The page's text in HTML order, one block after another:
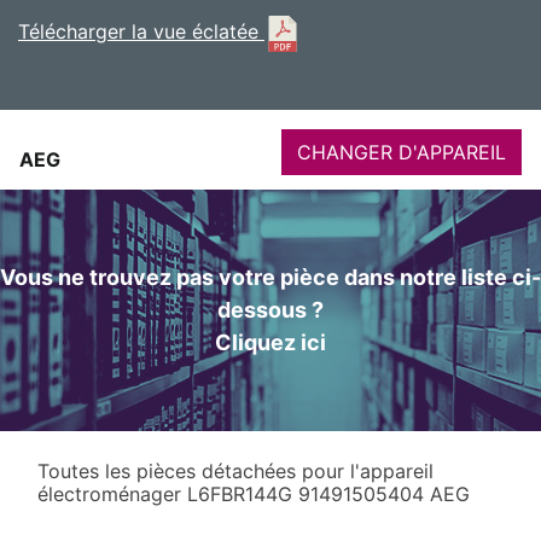
Télécharger la vue éclatée
AEG CHANGER D'APPAREIL
Vous ne trouvez pas votre pièce dans notre liste ci-
dessous ?
Cliquez ici
Toutes les pièces détachées pour l'appareil
électroménager L6FBR144G 91491505404 AEG